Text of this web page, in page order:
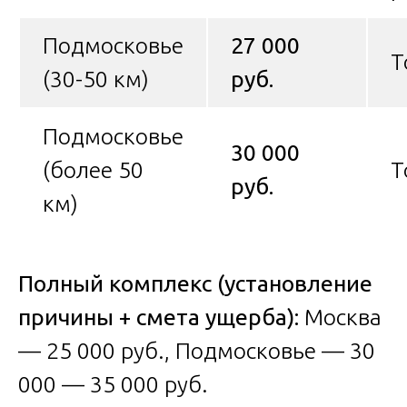
Подмосковье
(30-50 км)
27 000
руб.
Подмосковье
(более 50
км)
30 000
руб.
Полный комплекс (установление
причины + смета ущерба): Москва
— 25 000 руб., Подмосковье — 30
000 — 35 000 руб.